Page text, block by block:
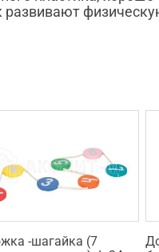
-шагайка (7